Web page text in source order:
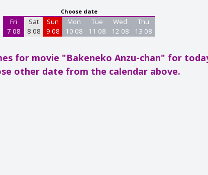
Choose date
Fri
7 08
Sat
8 08
Sun
9 08
Mon
10 08
Tue
11 08
Wed
12 08
Thu
13 08
for movie "Bakeneko Anzu-chan" for
other date from the calendar above.